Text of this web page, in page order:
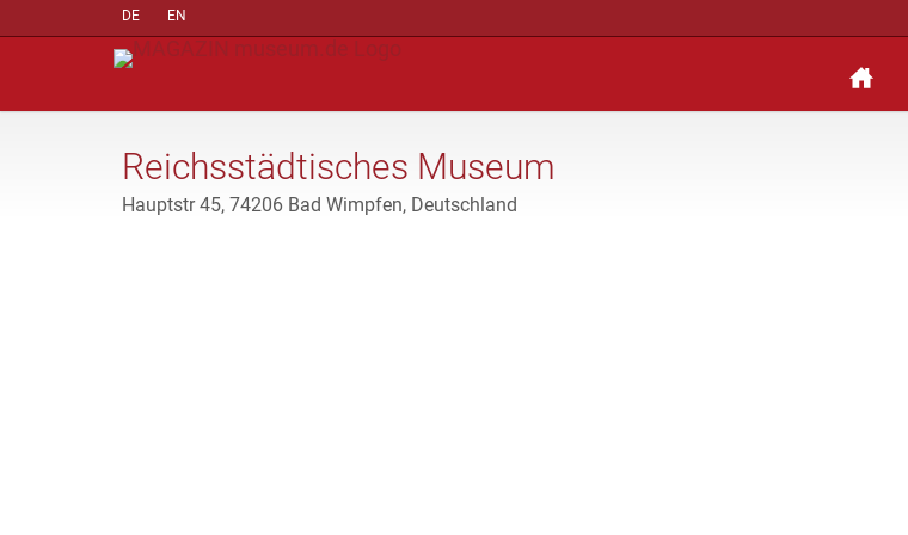
DE EN
Reichsstädtisches Museum
Hauptstr 45, 74206 Bad Wimpfen, Deutschland